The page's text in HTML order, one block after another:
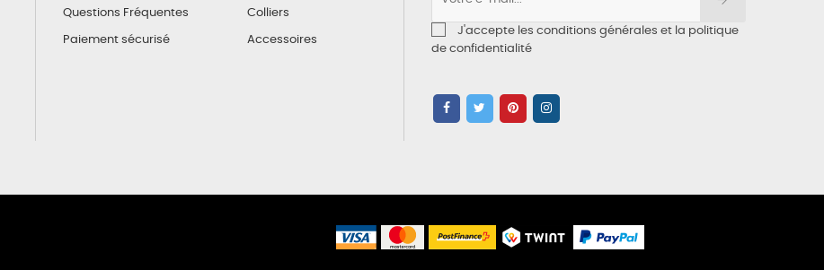
Questions Fréquentes
Paiement sécurisé
Colliers
Accessoires
J'accepte les conditions générales et la politique
de confidentialité